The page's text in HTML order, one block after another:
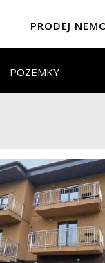
PRODEJ
POZEMKY